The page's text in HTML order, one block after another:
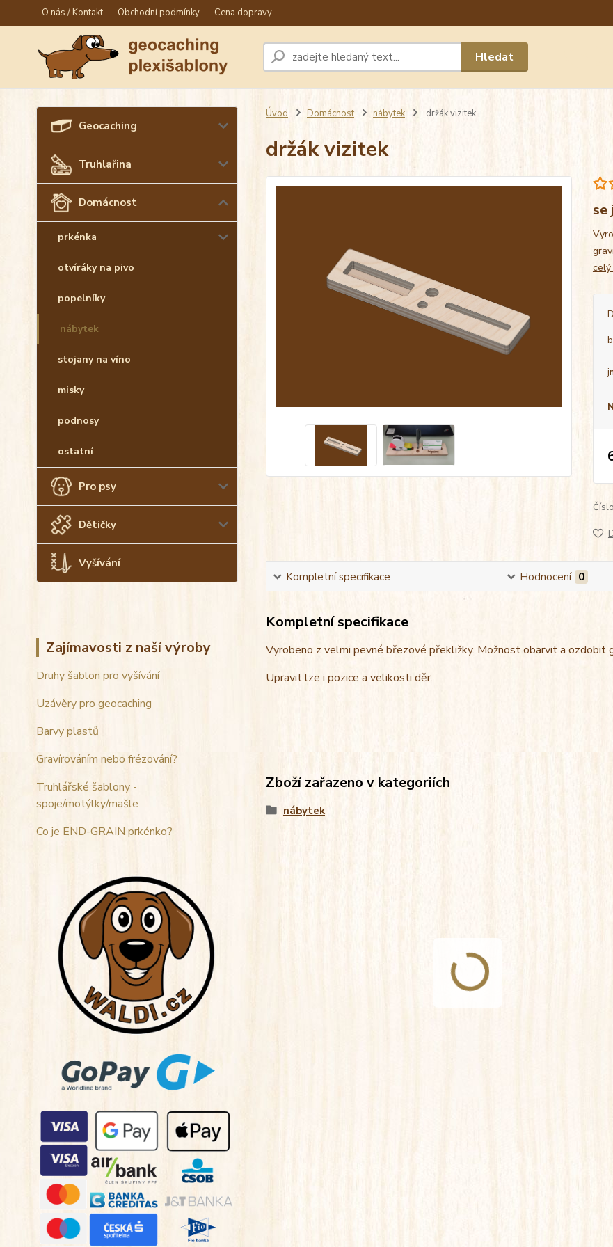
O nás / Kontakt Obchodní podmínky Cena dopravy
Hledat
Geocaching
Truhlařina
Domácnost
prkénka
otvíráky na pivo
popelníky
nábytek
stojany na víno
misky
podnosy
ostatní
Pro psy
Dětičky
Vyšívání
Zajímavosti z naší výroby
Druhy šablon pro vyšívání
Uzávěry pro geocaching
Barvy plastů
Gravírováním nebo frézování?
Truhlářské šablony -
spoje/motýlky/mašle
Co je END-GRAIN prkénko?
Úvod Domácnost nábytek držák vizitek
držák vizitek
se
celý
Kompletní specifikace Hodnocení 0
Kompletní specifikace
Vyrobeno z velmi pevné březové překližky. Možnost obarvit a ozdobit
Upravit lze i pozice a velikosti děr.
Zboží zařazeno v kategoriích
nábytek